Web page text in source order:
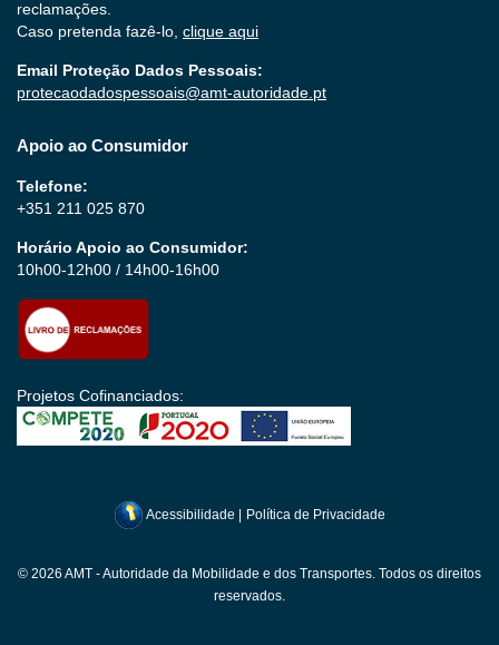
reclamações.
Caso pretenda fazê-lo, clique aqui
Email Proteção Dados Pessoais:
protecaodadospessoais@amt-autoridade.pt
Apoio ao Consumidor
Telefone:
+351 211 025 870
Horário Apoio ao Consumidor:
10h00-12h00 / 14h00-16h00
Projetos Cofinanciados:
Acessibilidade Política de Privacidade
© 2026 AMT - Autoridade da Mobilidade e dos Transportes. Todos os direitos
reservados.